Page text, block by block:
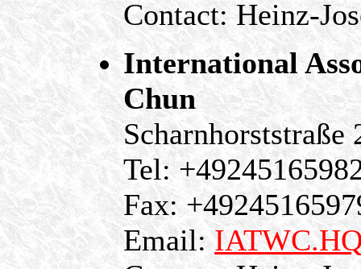
Contact: Heinz-
International
Chun
Tel:
Fax:
Email: